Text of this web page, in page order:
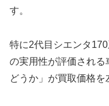
す。
特に2代目シエンタ
の実用性が評価され
どうか」が買取価格を